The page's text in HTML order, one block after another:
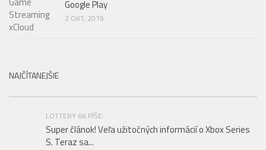
Google Play
2 OKT, 2019
NAJČÍTANEJŠIE
LOTTERY 66 PÍŠE:
Super článok! Veľa užitočných informácií o Xbox Series
S. Teraz sa...